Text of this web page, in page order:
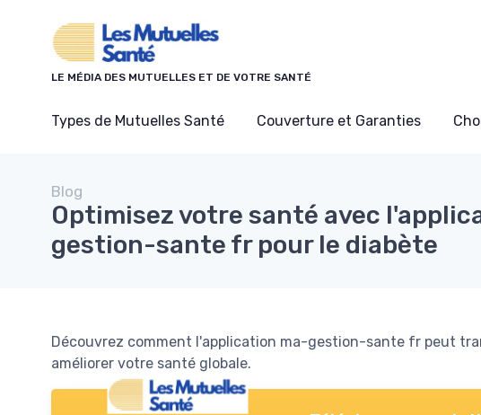
LE MÉDIA DES MUTUELLES ET DE VOTRE SANTÉ
Types de Mutuelles Santé Couverture et Garanties
Blog
Optimisez votre santé avec
gestion-sante fr pour le diabète
Découvrez comment l'application ma-gestion-sante fr peut
améliorer votre santé globale.